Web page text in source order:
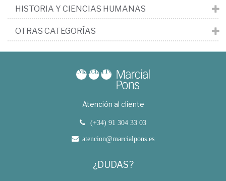
HISTORIA Y CIENCIAS HUMANAS
OTRAS CATEGORÍAS
Atención al cliente
(+34) 91 304 33 03
atencion@marcialpons.es
¿DUDAS?